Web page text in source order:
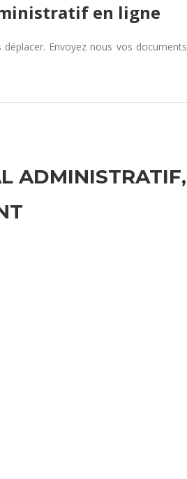
en ligne
déplacer. Envoyez nous vos documents
ADMINISTRATIF,